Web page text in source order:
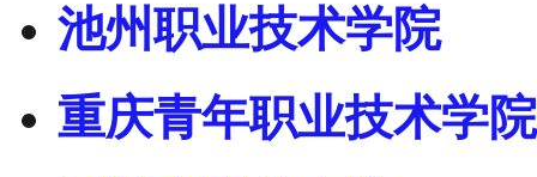
池州职业技术学院
重庆青年职业技术学院